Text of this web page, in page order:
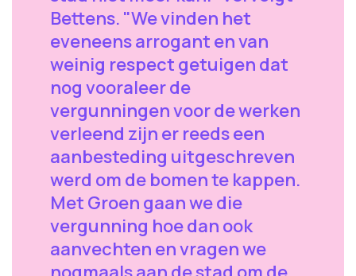
Bettens. "We vinden het
eveneens arrogant en van
weinig respect getuigen dat
nog vooraleer de
vergunningen voor de werken
verleend zijn er reeds een
aanbesteding uitgeschreven
werd om de bomen te kappen.
Met Groen gaan we die
vergunning hoe dan ook
aanvechten en vragen we